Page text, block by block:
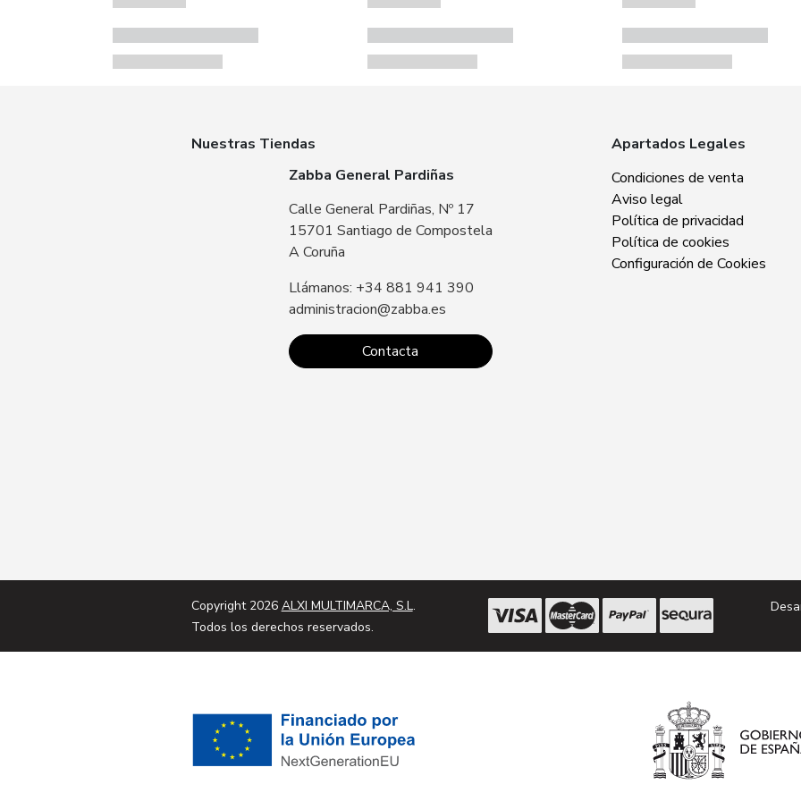
Nuestras Tiendas
Zabba General Pardiñas
Calle General Pardiñas, Nº 17
15701 Santiago de Compostela
A Coruña
Llámanos: +34 881 941 390
administracion@zabba.es
Contacta
Zabba Area
15707 Santiago
Sin especificar
Apartados Legales
Condiciones de venta
Aviso legal
Política de privacidad
Política de cookies
Configuración de Cookies
Copyright 2026 ALXI MULTIMARCA, S.L.
Todos los derechos reservados.